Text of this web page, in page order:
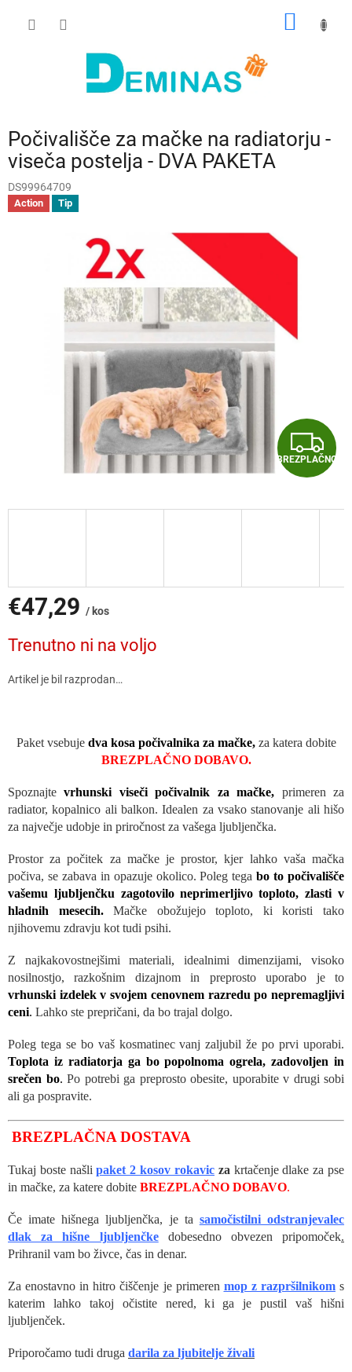
Počivališče za mačke na radiatorju -
viseča postelja - DVA PAKETA
DS99964709
Action Tip
B
R
E
O
BREZPLAČNO
€47,29 / kos
mere:
Trenutno ni na voljo
Artikel je bil razprodan…
Paket vsebujedva kosa počivalnika za mačke, za katera dobite
BREZPLAČNO DOBAVO.
Spoznajtevrhunski viseči počivalnik za mačke, primeren za
radiator, kopalnico ali balkon. Idealen za vsako stanovanje ali hišo
za največje udobje in priročnost za vašega ljubljenčka.
Prostor za počitek za mačke je prostor, kjer lahko vaša mačka
počiva, se zabava in opazuje okolico. Poleg tegabo to počivališče
vašemu ljubljenčku zagotovilo neprimerljivo toploto, zlasti v
hladnih mesecih.Mačke obožujejo toploto, ki koristi tako
njihovemu zdravju kot tudi psihi.
Z najkakovostnejšimi materiali, idealnimi dimenzijami, visoko
nosilnostjo, razkošnim dizajnom in preprosto uporabo je to
vrhunski izdelek v svojem cenovnem razredu po nepremagljivi
ceni. Lahko ste prepričani, da bo trajal dolgo.
Poleg tega se bo vaš kosmatinec vanj zaljubil že po prvi uporabi.
Toplota iz radiatorja ga bo popolnoma ogrela, zadovoljen in
srečen bo. Po potrebi ga preprosto obesite, uporabite v drugi sobi
ali ga pospravite.
BREZPLAČNA DOSTAVA
Tukaj boste našlipaket 2 kosov rokavicza krtačenje dlake za pse
in mačke, za katere dobite BREZPLAČNO DOBAVO.
Če imate hišnega ljubljenčka, je ta samočistilni odstranjevalec
dlak za hišne ljubljenčke
dobesedno obvezen pripomoček.
Prihranil vam bo živce, čas in denar.
Za enostavno in hitro čiščenje je primeren mop z razpršilnikoms
katerim lahko takoj očistite nered, ki ga je pustil vaš hišni
ljubljenček.
Priporočamo tudi druga darila za ljubitelje živali